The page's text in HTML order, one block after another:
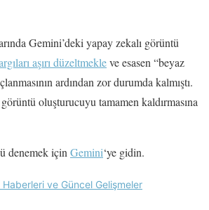
Gemini’deki yapay zekalı görüntü
aşırı düzeltmekleve esasen “beyaz
ardından zor durumda kalmıştı.
oluşturucuyu tamamen kaldırmasına
denemek için Gemini‘ye gidin.
ve Güncel Gelişmeler